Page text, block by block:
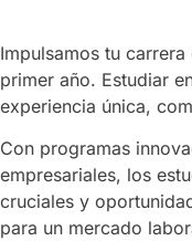
Impulsamos tu
primer año. Estudiar
experiencia única,
Con programas
empresariales, los
cruciales y
para un mercado